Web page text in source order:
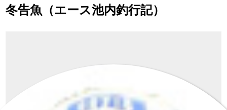
冬告魚（エース池内釣行記）